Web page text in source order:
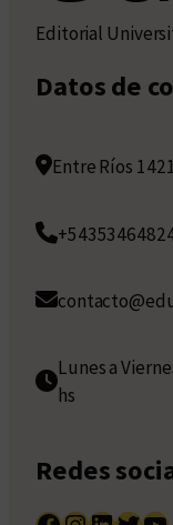
Editorial
Datos de
Entre Ríos
Lunes a
hs
Redes